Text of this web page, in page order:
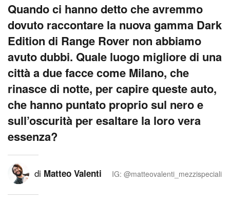
Quando ci hanno detto che avremmo
dovuto raccontare la nuova gamma Dark
Edition di Range Rover non abbiamo
avuto dubbi. Quale luogo migliore di una
città a due facce come Milano, che
rinasce di notte, per capire queste auto,
che hanno puntato proprio sul nero e
sull’oscurità per esaltare la loro vera
essenza?
di Matteo Valenti IG: @matteovalenti_mezzispeciali